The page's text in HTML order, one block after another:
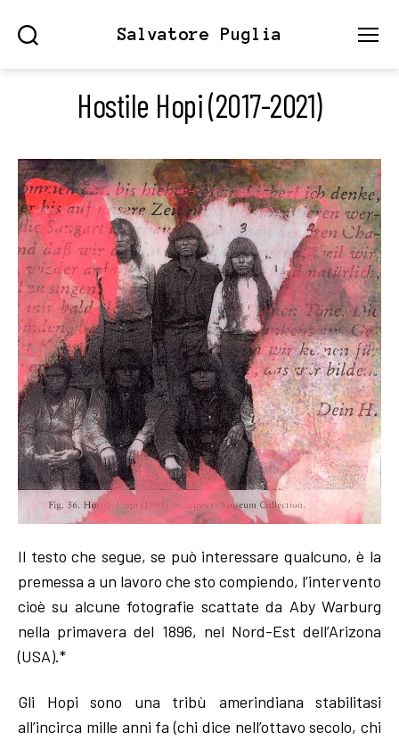
Salvatore Puglia
Hostile Hopi (2017-2021)
Il testo che segue, se può interessare qualcuno, è la
premessa a un lavoro che sto compiendo, l’intervento
cioè su alcune fotografie scattate da Aby Warburg
nella primavera del 1896, nel Nord-Est dell’Arizona
(USA).*
Gli Hopi sono una tribù amerindiana stabilitasi
all’incirca mille anni fa (chi dice nell’ottavo secolo, chi